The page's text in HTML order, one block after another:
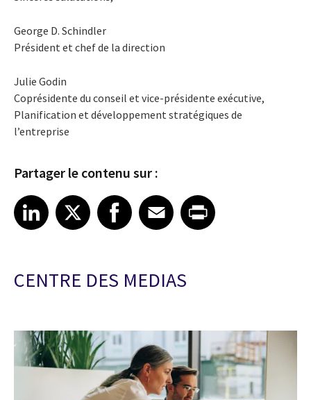
George D. Schindler
Président et chef de la direction
Julie Godin
Coprésidente du conseil et vice-présidente exécutive,
Planification et développement stratégiques de
l’entreprise
Partager le contenu sur :
Share article on LinkedIn
LinkedIn
Share article on XShare article on Facebook
Facebook
Share article on Email
EmailShare article on Print
CENTRE DES MEDIAS